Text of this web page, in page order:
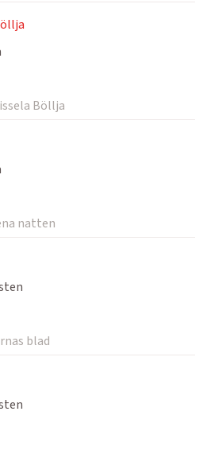
Böllja
natten
blad